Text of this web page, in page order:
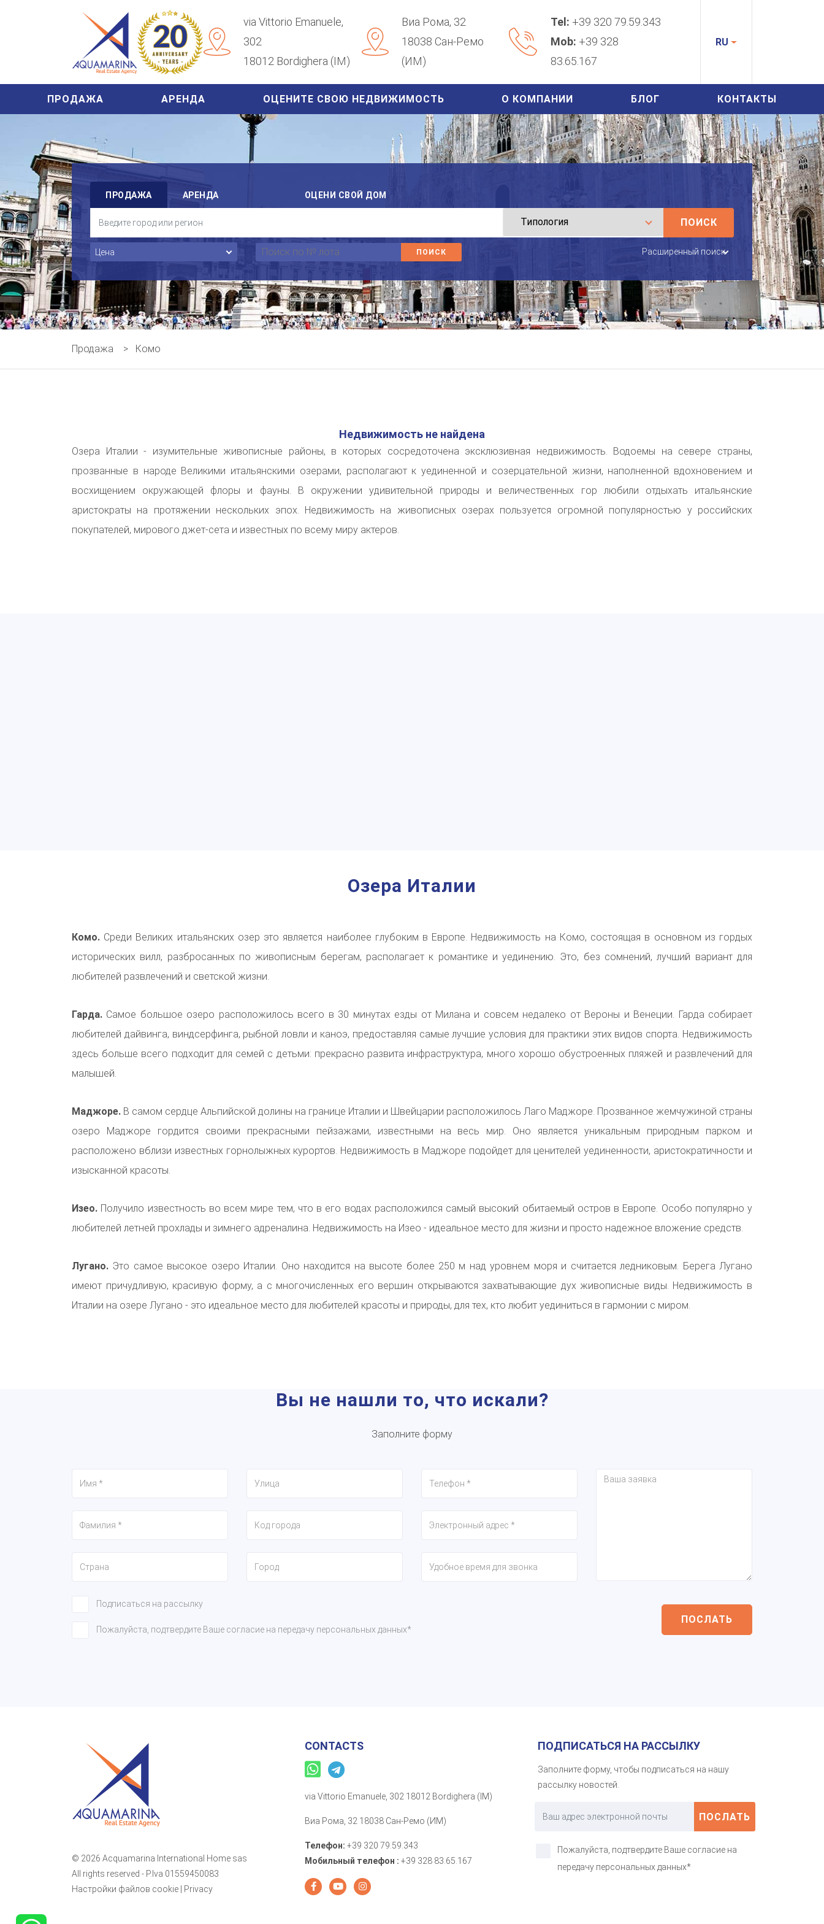
via Vittorio Emanuele,
302
18012 Bordighera (IM)
Виа Рома, 32
18038 Сан-Ремо
(ИМ)
Tel: +39 320 79.59.343
Mob: +39 328
83.65.167
RU
ПРОДАЖА АРЕНДА ОЦЕНИТЕ СВОЮ НЕДВИЖИМОСТЬ О КОМПАНИИ БЛОГ КОНТАКТЫ
ПРОДАЖА АРЕНДА ОЦЕНИ СВОЙ ДОМ
Расширенный поиск
ПОИСК
Продажа > Комо
Недвижимость не найдена
Озера Италии - изумительные живописные районы, в которых сосредоточена эксклюзивная недвижимость. Водоемы на севере страны,
прозванные в народе Великими итальянскими озерами, располагают к уединенной и созерцательной жизни, наполненной вдохновением и
восхищением окружающей флоры и фауны. В окружении удивительной природы и величественных гор любили отдыхать итальянские
аристократы на протяжении нескольких эпох. Недвижимость на живописных озерах пользуется огромной популярностью у российских
покупателей, мирового джет-сета и известных по всему миру актеров.
Озера Италии
Комо. Среди Великих итальянских озер это является наиболее глубоким в Европе. Недвижимость на Комо, состоящая в основном из гордых
исторических вилл, разбросанных по живописным берегам, располагает к романтике и уединению. Это, без сомнений, лучший вариант для
любителей развлечений и светской жизни.
Гарда. Самое большое озеро расположилось всего в 30 минутах езды от Милана и совсем недалеко от Вероны и Венеции. Гарда собирает
любителей дайвинга, виндсерфинга, рыбной ловли и каноэ, предоставляя самые лучшие условия для практики этих видов спорта. Недвижимость
здесь больше всего подходит для семей с детьми: прекрасно развита инфраструктура, много хорошо обустроенных пляжей и развлечений для
малышей.
Маджоре. В самом сердце Альпийской долины на границе Италии и Швейцарии расположилось Лаго Маджоре. Прозванное жемчужиной страны
озеро Маджоре гордится своими прекрасными пейзажами, известными на весь мир. Оно является уникальным природным парком и
расположено вблизи известных горнолыжных курортов. Недвижимость в Маджоре подойдет для ценителей уединенности, аристократичности и
изысканной красоты.
Изео. Получило известность во всем мире тем, что в его водах расположился самый высокий обитаемый остров в Европе. Особо популярно у
любителей летней прохлады и зимнего адреналина. Недвижимость на Изео - идеальное место для жизни и просто надежное вложение средств.
Лугано. Это самое высокое озеро Италии. Оно находится на высоте более 250 м над уровнем моря и считается ледниковым. Берега Лугано
имеют причудливую, красивую форму, а с многочисленных его вершин открываются захватывающие дух живописные виды. Недвижимость в
Италии на озере Лугано - это идеальное место для любителей красоты и природы, для тех, кто любит уединиться в гармонии с миром.
Вы не нашли то, что искали?
Заполните форму
Подписаться на рассылку
Пожалуйста, подтвердите Ваше согласие на передачу персональных данных*
ПОСЛАТЬ
© 2026 Acquamarina International Home sas
All rights reserved - P.Iva 01559450083
Настройки файлов cookie | Privacy
CONTACTS
via Vittorio Emanuele, 302 18012 Bordighera (IM)
Виа Рома, 32 18038 Сан-Ремо (ИМ)
Телефон: +39 320 79.59.343
Мобильный телефон : +39 328 83.65.167
ПОДПИСАТЬСЯ НА РАССЫЛКУ
Заполните форму, чтобы подписаться на нашу
рассылку новостей.
ПОСЛАТЬ
Пожалуйста, подтвердите Ваше согласие на
передачу персональных данных*